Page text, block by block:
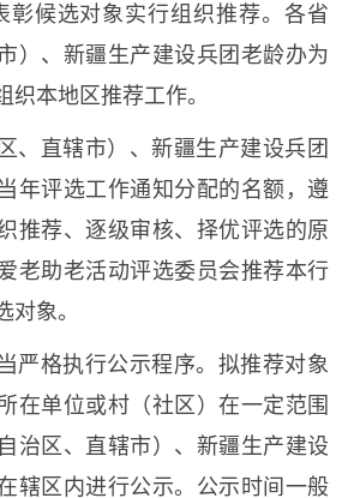
彰候选对象实行组织推荐。各省
）、新疆生产建设兵团老龄办为
织本地区推荐工作。
、直辖市）、新疆生产建设兵团
年评选工作通知分配的名额，遵
推荐、逐级审核、择优评选的原
老助老活动评选委员会推荐本行
对象。
严格执行公示程序。拟推荐对象
在单位或村（社区）在一定范围
治区、直辖市）、新疆生产建设
辖区内进行公示。公示时间一般